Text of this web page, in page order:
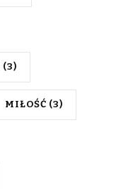
(3)
MIŁOŚĆ (3)